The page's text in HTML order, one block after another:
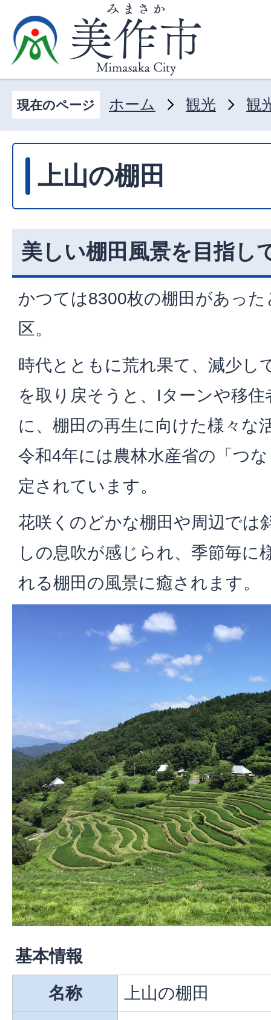
現在のページ ホーム 観光 観
上山の棚田
美しい棚田風景を目指し
かつては8300枚の棚田があっ
区。
時代とともに荒れ果て、減少し
を取り戻そうと、Iターンや移
に、棚田の再生に向けた様々な
令和4年には農林水産省の「つ
定されています。
花咲くのどかな棚田や周辺では
しの息吹が感じられ、季節毎に
れる棚田の風景に癒されます。
基本情報
名称
上山の棚田